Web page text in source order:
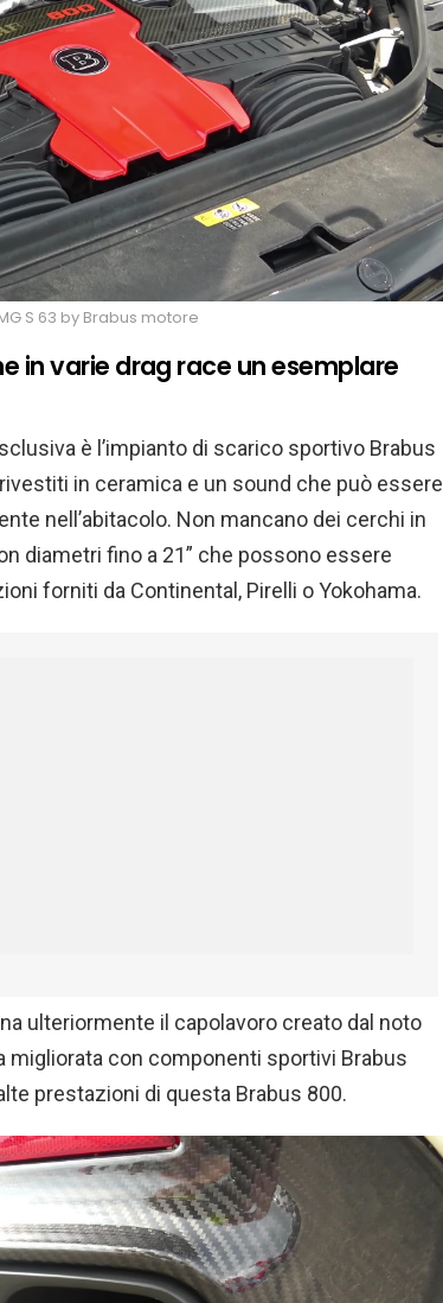
S 63 by Brabus motore
in varie drag race un esemplare
è l’impianto di scarico sportivo Brabus
in ceramica e un sound che può essere
nell’abitacolo. Non mancano dei cerchi in
diametri fino a 21” che possono essere
forniti da Continental, Pirelli o Yokohama.
ulteriormente il capolavoro creato dal noto
migliorata con componenti sportivi Brabus
prestazioni di questa Brabus 800.